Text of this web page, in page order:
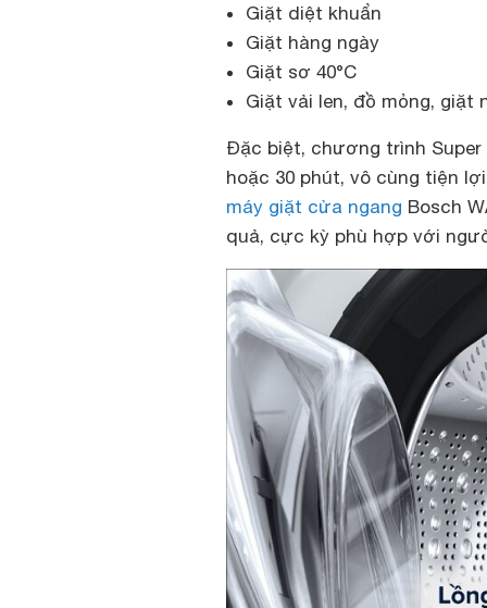
Giặt diệt khuẩn
Giặt hàng ngày
Giặt sơ 40°C
Giặt vải len, đồ mỏng, giặt
Đặc biệt, chương trình Super
hoặc 30 phút, vô cùng tiện
máy giặt cửa ngang Bosch
quả, cực kỳ phù hợp với